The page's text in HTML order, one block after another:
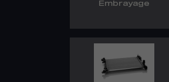
Embrayage